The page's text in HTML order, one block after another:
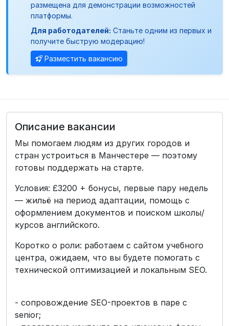
размещена для демонстрации возможностей
платформы.
Для работодателей: Станьте одним из первых и
получите быструю модерацию!
Разместить вакансию
Описание вакансии
Мы помогаем людям из других городов и
стран устроиться в Манчестере — поэтому
готовы поддержать на старте.
Условия: £3200 + бонусы, первые пару недель
— жильё на период адаптации, помощь с
оформлением документов и поиском школы/
курсов английского.
Коротко о роли: работаем с сайтом учебного
центра, ожидаем, что вы будете помогать с
технической оптимизацией и локальным SEO.
- сопровождение SEO-проектов в паре с
senior;